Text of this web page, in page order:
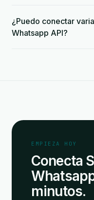
¿Puedo conectar
Whatsapp API?
EMPIEZA HOY
Conecta
minutos.